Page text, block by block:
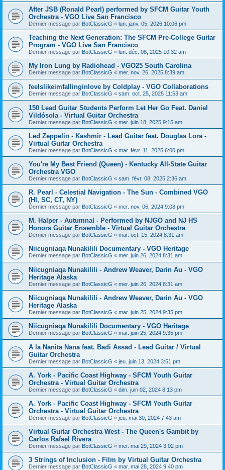
After JSB (Ronald Pearl) performed by SFCM Guitar Youth
Orchestra - VGO Live San Francisco
Dernier message par BotClassicG « lun. janv. 05, 2026 10:06 pm
Teaching the Next Generation: The SFCM Pre-College Guitar
Program - VGO Live San Francisco
Dernier message par BotClassicG « lun. déc. 08, 2025 10:32 am
My Iron Lung by Radiohead - VGO25 South Carolina
Dernier message par BotClassicG « mer. nov. 26, 2025 8:39 am
feelslikeimfallinginlove by Coldplay - VGO Collaborations
Dernier message par BotClassicG « sam. oct. 25, 2025 11:53 am
150 Lead Guitar Students Perform Let Her Go Feat. Daniel
Vildósola - Virtual Guitar Orchestra
Dernier message par BotClassicG « mer. juin 18, 2025 9:15 am
Led Zeppelin - Kashmir - Lead Guitar feat. Douglas Lora -
Virtual Guitar Orchestra
Dernier message par BotClassicG « mar. févr. 11, 2025 6:00 pm
You're My Best Friend (Queen) - Kentucky All-State Guitar
Orchestra VGO
Dernier message par BotClassicG « sam. févr. 08, 2025 2:36 am
R. Pearl - Celestial Navigation - The Sun - Combined VGO
(HI, SC, CT, NY)
Dernier message par BotClassicG « mer. nov. 06, 2024 9:08 pm
M. Halper - Autumnal - Performed by NJGO and NJ HS
Honors Guitar Ensemble - Virtual Guitar Orchestra
Dernier message par BotClassicG « mar. oct. 15, 2024 8:31 am
Niicugniaqa Nunakilili Documentary - VGO Heritage
Dernier message par BotClassicG « mer. juin 26, 2024 8:31 am
Niicugniaqa Nunakilili - Andrew Weaver, Darin Au - VGO
Heritage Alaska
Dernier message par BotClassicG « mer. juin 26, 2024 8:31 am
Niicugniaqa Nunakilili - Andrew Weaver, Darin Au - VGO
Heritage Alaska
Dernier message par BotClassicG « mar. juin 25, 2024 9:35 pm
Niicugniaqa Nunakilili Documentary - VGO Heritage
Dernier message par BotClassicG « mar. juin 25, 2024 9:35 pm
A la Nanita Nana feat. Badi Assad - Lead Guitar / Virtual
Guitar Orchestra
Dernier message par BotClassicG « jeu. juin 13, 2024 3:51 pm
A. York - Pacific Coast Highway - SFCM Youth Guitar
Orchestra - Virtual Guitar Orchestra
Dernier message par BotClassicG « dim. juin 02, 2024 8:13 pm
A. York - Pacific Coast Highway - SFCM Youth Guitar
Orchestra - Virtual Guitar Orchestra
Dernier message par BotClassicG « jeu. mai 30, 2024 7:43 am
Virtual Guitar Orchestra West - The Queen's Gambit by
Carlos Rafael Rivera
Dernier message par BotClassicG « mer. mai 29, 2024 3:02 pm
3 Strings of Inclusion - Film by Virtual Guitar Orchestra
Dernier message par BotClassicG « mar. mai 28, 2024 9:40 pm